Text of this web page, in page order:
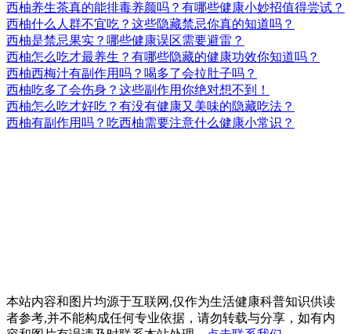
西柚养生茶真的能排毒养颜吗？有哪些健康小妙招值得尝试？
西柚什么人群不宜吃？这些隐藏禁忌你真的知道吗？
西柚是禁忌果实？哪些健康误区需要避雷？
西柚怎么吃才最养生？有哪些隐藏的健康功效你知道吗？
西柚西梅汁有副作用吗？喝多了会拉肚子吗？
西柚吃多了会伤身？这些副作用你绝对想不到！
西柚怎么吃才好吃？有没有健康又美味的隐藏吃法？
西柚有副作用吗？吃西柚需要注意什么健康小常识？
本站内容和图片均源于互联网,仅作为生活健康科普知识供读
者参考,并不能构成任何专业依据，请勿转载与分享，如有内